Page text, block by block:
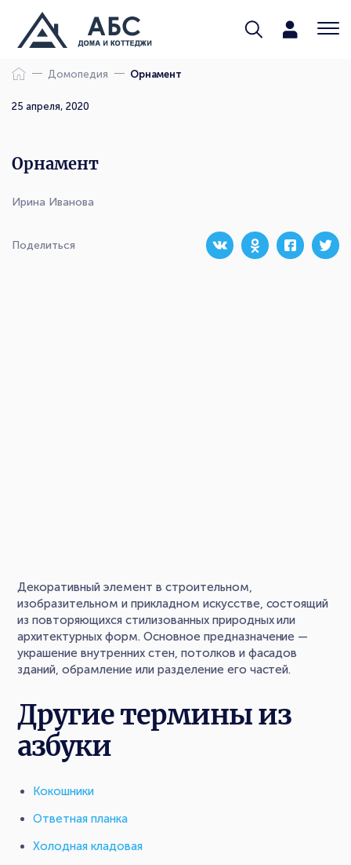
Домопедия Орнамент
Ирина Иванова
25 апреля, 2020
Орнамент
Поделиться
Декоративный элемент в строительном,
изобразительном и прикладном искусстве, состоящий
из повторяющихся стилизованных природных или
архитектурных форм. Основное предназначение —
украшение внутренних стен, потолков и фасадов
зданий, обрамление или разделение его частей.
Другие термины из
азбуки
Кокошники
Ответная планка
Холодная кладовая